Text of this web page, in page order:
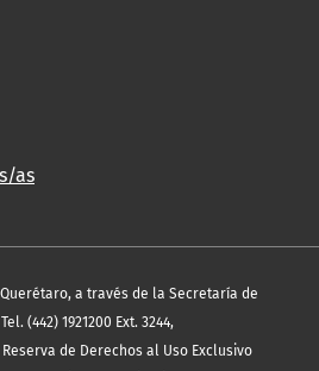
as
a través de la Secretaría de
(442) 1921200 Ext. 3244,
de Derechos al Uso Exclusivo